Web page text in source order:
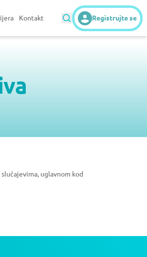
Kontakt Registrujte se
uglavnom kod